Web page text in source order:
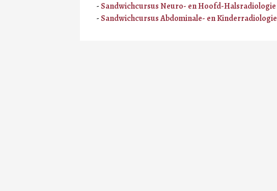
-Sandwichcursus Neuro- en Hoofd-Halsradiologie
-Sandwichcursus Abdominale- en Kinderradiologie